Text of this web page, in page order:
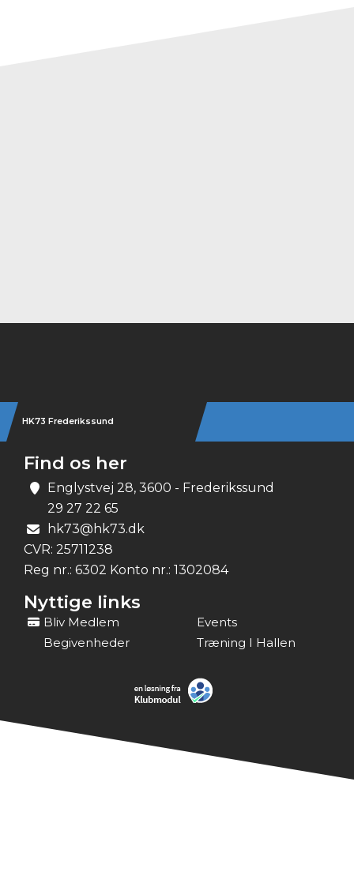
HK73 Frederikssund
Find os her
Englystvej 28, 3600 - Frederikssund
29 27 22 65
hk73@hk73.dk
CVR: 25711238
Reg nr.: 6302 Konto nr.: 1302084
Nyttige links
Bliv Medlem
Events
Begivenheder
Træning I Hallen